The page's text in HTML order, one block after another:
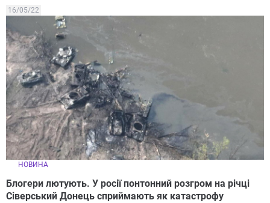
16/05/22
НОВИНА
Блогери лютують. У росії понтонний розгром на річці
Сіверський Донець сприймають як катастрофу